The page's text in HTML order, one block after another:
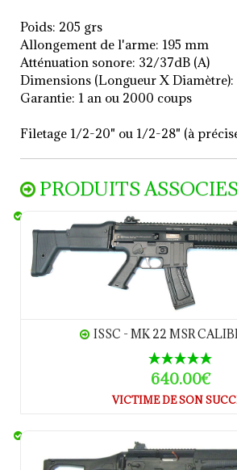
Poids: 205 grs
Allongement de l'arme: 195 mm
Atténuation sonore: 32/37dB (A)
Dimensions (Longueur X
Garantie: 1 an ou 2000 coups
Filetage 1/2-20" ou 1/2-28" (à
PRODUITS ASSOCIES
ISSC - Mk 22 MSR calibre 22LR
ISSC - MK 22 MSR
640.00€
VICTIME DE SON
SIG SAUER- 522 calibre 22LR